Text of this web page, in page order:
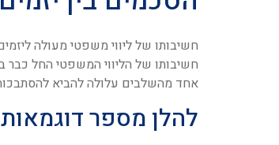
חשיבותו של ליווי משפטי מעולה
חשיבותו של הליווי המשפטי החל כבר
אחד מהשלבים עלולה להביא
להלן מספר